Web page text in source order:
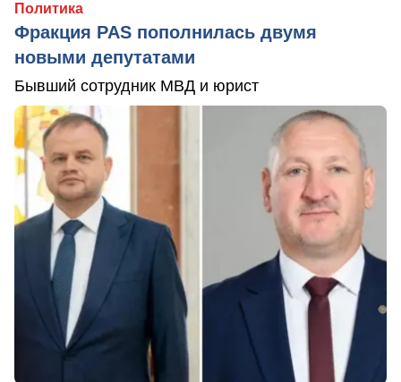
Политика
Фракция PAS пополнилась двумя
новыми депутатами
Бывший сотрудник МВД и юрист